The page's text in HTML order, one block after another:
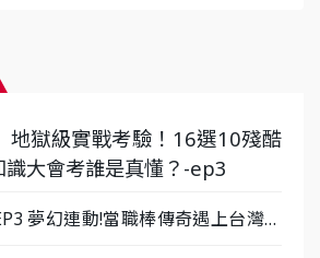
地獄級實戰考驗！16選10殘酷
識大會考誰是真懂？-ep3
夢幻連動!當職棒傳奇遇上台灣女